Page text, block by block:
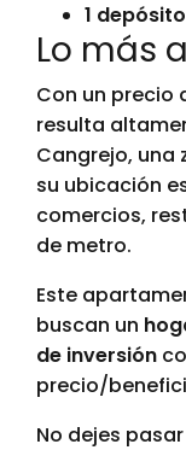
1 depósito
Lo más
Con un precio
resulta
Cangrejo, una
su ubicación
comercios,
de metro.
Este
buscan un
de inversión
precio/
No dejes